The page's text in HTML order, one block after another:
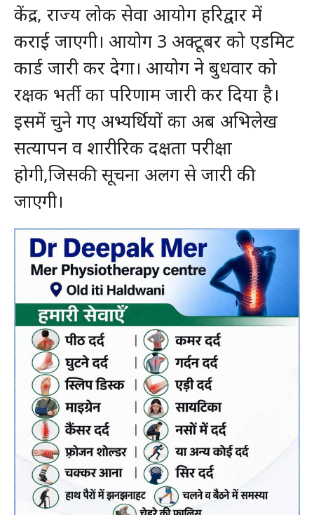
केंद्र, राज्य लोक सेवा आयोग हरिद्वार में
कराई जाएगी। आयोग 3 अक्टूबर को एडमिट
कार्ड जारी कर देगा। आयोग ने बुधवार को
रक्षक भर्ती का परिणाम जारी कर दिया है।
इसमें चुने गए अभ्यर्थियों का अब अभिलेख
सत्यापन व शारीरिक दक्षता परीक्षा
होगी,जिसकी सूचना अलग से जारी की
जाएगी।